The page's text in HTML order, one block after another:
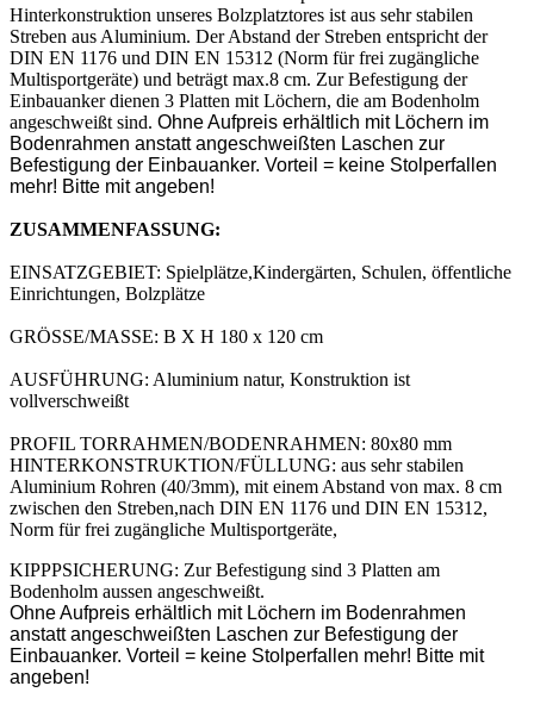
Hinterkonstruktion unseres Bolzplatztores ist aus sehr stabilen
Streben aus Aluminium. Der Abstand der Streben entspricht der
DIN EN 1176 und DIN EN 15312 (Norm für frei zugängliche
Multisportgeräte) und beträgt max.8 cm. Zur Befestigung der
Einbauanker dienen 3 Platten mit Löchern, die am Bodenholm
angeschweißt sind. Ohne Aufpreis erhältlich mit Löchern im
Bodenrahmen anstatt angeschweißten Laschen zur
Befestigung der Einbauanker. Vorteil = keine Stolperfallen
mehr! Bitte mit angeben!
ZUSAMMENFASSUNG:
EINSATZGEBIET: Spielplätze,Kindergärten, Schulen, öffentliche
Einrichtungen, Bolzplätze
GRÖSSE/MASSE: B X H 180 x 120 cm
AUSFÜHRUNG: Aluminium natur, Konstruktion ist
vollverschweißt
PROFIL TORRAHMEN/BODENRAHMEN: 80x80 mm
HINTERKONSTRUKTION/FÜLLUNG: aus sehr stabilen
Aluminium Rohren (40/3mm), mit einem Abstand von max. 8 cm
zwischen den Streben,nach DIN EN 1176 und DIN EN 15312,
Norm für frei zugängliche Multisportgeräte,
KIPPPSICHERUNG: Zur Befestigung sind 3 Platten am
Bodenholm aussen angeschweißt.
Ohne Aufpreis erhältlich mit Löchern im Bodenrahmen
anstatt angeschweißten Laschen zur Befestigung der
Einbauanker. Vorteil = keine Stolperfallen mehr! Bitte mit
angeben!